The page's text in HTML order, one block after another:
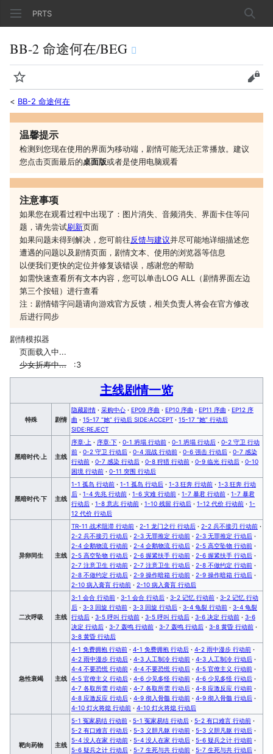
PRTS 搜索
BB-2 命途何在/BEG
监视
查看
< BB-2 命途何在
温馨提示
检测到您现在使用的界面为移动端，剧情可能无法正常播放。建议
您点击页面最后的桌面版或者是使用电脑观看
注意事项
如果您在观看过程中出现了：图片消失、音频消失、界面卡住等问
题，请先尝试刷新页面
如果问题未得到解决，您可前往反馈与建议并尽可能地详细描述您
遭遇的问题以及剧情页面，剧情文本、使用的浏览器等信息
以便我们更快的定位并修复该错误，感谢您的帮助
如需快速查看所有文本内容，您可以单击LOG ALL（剧情界面左边
第三个按钮）进行查看
注：剧情错字问题请向游戏官方反馈，相关负责人将会在官方修改
后进行同步
剧情模拟器
页面载入中...
少女折寿中... :3
主线剧情一览
特殊 剧情
隐藏剧情 · 采购中心 · EP09 序曲 · EP10 序曲 · EP11 序曲 · EP12 序
曲 · 15-17 “她” 行动后 SIDE:ACCEPT · 15-17 “她” 行动后
SIDE:REJECT
黑暗时代·上 主线
序章·上 · 序章·下 · 0-1 坍塌 行动前 · 0-1 坍塌 行动后 · 0-2 守卫 行动
前 · 0-2 守卫 行动后 · 0-4 混战 行动前 · 0-6 强击 行动后 · 0-7 感染
行动前 · 0-7 感染 行动后 · 0-8 狩猎 行动前 · 0-9 临光 行动后 · 0-10
困境 行动前 · 0-11 突围 行动后
黑暗时代·下 主线
1-1 孤岛 行动前 · 1-1 孤岛 行动后 · 1-3 狂奔 行动前 · 1-3 狂奔 行动
后 · 1-4 先兆 行动前 · 1-6 灾难 行动前 · 1-7 暴君 行动前 · 1-7 暴君
行动后 · 1-8 意志 行动前 · 1-10 残留 行动后 · 1-12 代价 行动前 · 1-
12 代价 行动后
异卵同生 主线
TR-11 战术阻滞 行动前 · 2-1 龙门之行 行动后 · 2-2 兵不接刃 行动前 ·
2-2 兵不接刃 行动后 · 2-3 无罪推定 行动前 · 2-3 无罪推定 行动后 ·
2-4 企鹅物流 行动前 · 2-4 企鹅物流 行动后 · 2-5 高空坠物 行动前 ·
2-5 高空坠物 行动后 · 2-6 握紧扶手 行动前 · 2-6 握紧扶手 行动后 ·
2-7 注意卫生 行动前 · 2-7 注意卫生 行动后 · 2-8 不做约定 行动前 ·
2-8 不做约定 行动后 · 2-9 操作暗箱 行动前 · 2-9 操作暗箱 行动后 ·
2-10 病入膏肓 行动前 · 2-10 病入膏肓 行动后
二次呼吸 主线
3-1 会合 行动前 · 3-1 会合 行动后 · 3-2 记忆 行动前 · 3-2 记忆 行动
后 · 3-3 回旋 行动前 · 3-3 回旋 行动后 · 3-4 龟裂 行动前 · 3-4 龟裂
行动后 · 3-5 呼叫 行动前 · 3-5 呼叫 行动后 · 3-6 决定 行动前 · 3-6
决定 行动后 · 3-7 轰鸣 行动前 · 3-7 轰鸣 行动后 · 3-8 黄昏 行动前 ·
3-8 黄昏 行动后
急性衰竭 主线
4-1 免费拥抱 行动前 · 4-1 免费拥抱 行动后 · 4-2 雨中漫步 行动前 ·
4-2 雨中漫步 行动后 · 4-3 人工制冷 行动前 · 4-3 人工制冷 行动后 ·
4-4 不要恐慌 行动前 · 4-4 不要恐慌 行动后 · 4-5 官僚主义 行动前 ·
4-5 官僚主义 行动后 · 4-6 少见多怪 行动前 · 4-6 少见多怪 行动后 ·
4-7 各取所需 行动前 · 4-7 各取所需 行动后 · 4-8 应激反应 行动前 ·
4-8 应激反应 行动后 · 4-9 彻入骨髓 行动前 · 4-9 彻入骨髓 行动后 ·
4-10 灯火将熄 行动前 · 4-10 灯火将熄 行动后
靶向药物 主线
5-1 冤家易结 行动前 · 5-1 冤家易结 行动后 · 5-2 有口难言 行动前 ·
5-2 有口难言 行动后 · 5-3 义胆凡躯 行动前 · 5-3 义胆凡躯 行动后 ·
5-4 没人在家 行动前 · 5-4 没人在家 行动后 · 5-6 疑兵之计 行动前 ·
5-6 疑兵之计 行动后 · 5-7 生死与共 行动前 · 5-7 生死与共 行动后 ·